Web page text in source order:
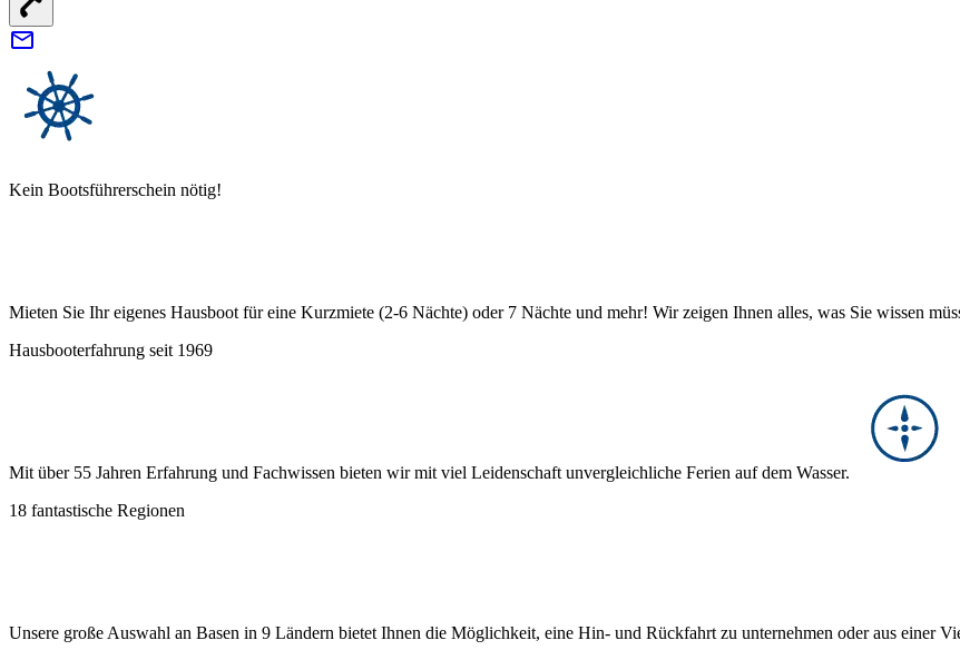
Kein Bootsführerschein nötig!
Mieten Sie Ihr eigenes Hausboot für eine Kurzmiete (2-6 Nächte) oder 7 Nächte und mehr! Wir zeigen Ihnen alles, was Sie wissen
Hausbooterfahrung seit 1969
Mit über 55 Jahren Erfahrung und Fachwissen bieten wir mit viel Leidenschaft unvergleichliche Ferien auf dem Wasser.
18 fantastische Regionen
Unsere große Auswahl an Basen in 9 Ländern bietet Ihnen die Möglichkeit, eine Hin- und Rückfahrt zu unternehmen oder aus einer